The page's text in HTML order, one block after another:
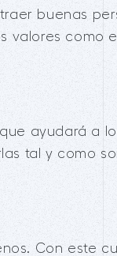
buenas
valores como
ayudará a
tal y como
Con este